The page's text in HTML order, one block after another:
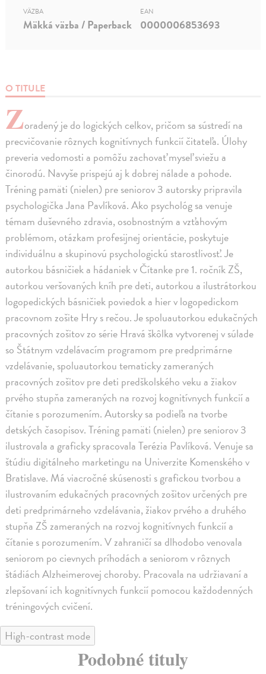
O TITULE
Zoradený je do logických celkov, pričom sa sústredí na
precvičovanie rôznych kognitívnych funkcií čitateľa. Úlohy
preveria vedomosti a pomôžu zachovať myseľ sviežu a
činorodú. Navyše prispejú aj k dobrej nálade a pohode.
Tréning pamäti (nielen) pre seniorov 3 autorsky pripravila
psychologička Jana Pavlíková. Ako psychológ sa venuje
témam duševného zdravia, osobnostným a vzťahovým
problémom, otázkam profesijnej orientácie, poskytuje
individuálnu a skupinovú psychologickú starostlivosť. Je
autorkou básničiek a hádaniek v Čítanke pre 1. ročník ZŠ,
autorkou veršovaných kníh pre deti, autorkou a ilustrátorkou
logopedických básničiek poviedok a hier v logopedickom
pracovnom zošite Hry s rečou. Je spoluautorkou edukačných
pracovných zošitov zo série Hravá škôlka vytvorenej v súlade
so Štátnym vzdelávacím programom pre predprimárne
vzdelávanie, spoluautorkou tematicky zameraných
pracovných zošitov pre deti predškolského veku a žiakov
prvého stupňa zameraných na rozvoj kognitívnych funkcií a
čítanie s porozumením. Autorsky sa podieľa na tvorbe
detských časopisov. Tréning pamäti (nielen) pre seniorov 3
ilustrovala a graficky spracovala Terézia Pavlíková. Venuje sa
štúdiu digitálneho marketingu na Univerzite Komenského v
Bratislave. Má viacročné skúsenosti s grafickou tvorbou a
ilustrovaním edukačných pracovných zošitov určených pre
deti predprimárneho vzdelávania, žiakov prvého a druhého
stupňa ZŠ zameraných na rozvoj kognitívnych funkcií a
čítanie s porozumením. V zahraničí sa dlhodobo venovala
seniorom po cievnych príhodách a seniorom v rôznych
štádiách Alzheimerovej choroby. Pracovala na udržiavaní a
zlepšovaní ich kognitívnych funkcií pomocou každodenných
tréningových cvičení.
VÄZBA
Mäkká väzba / Paperback
EAN
0000006853693
High-contrast mode
Podobné tituly